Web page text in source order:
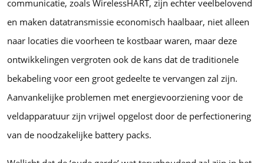
communicatie, zoals WirelessHART, zijn echter veelbelovend
en maken datatransmissie economisch haalbaar, niet alleen
naar locaties die voorheen te kostbaar waren, maar deze
ontwikkelingen vergroten ook de kans dat de traditionele
bekabeling voor een groot gedeelte te vervangen zal zijn.
Aanvankelijke problemen met energievoorziening voor de
veldapparatuur zijn vrijwel opgelost door de perfectionering
van de noodzakelijke battery packs.